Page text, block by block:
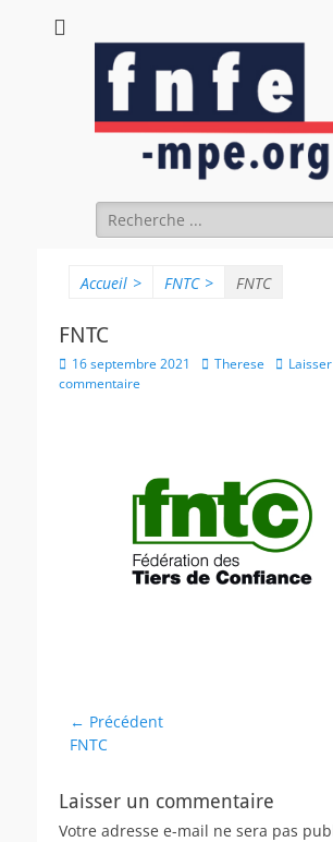
fnfe-
Rechercher :
Accueil > FNTC > FNTC
FNTC
Posted
on
16 septembre 2021 Author
Therese
commentaire
Navigation
de
← Précédent
Article
FNTC
Laisser un commentaire
Votre adresse e-mail ne sera pas